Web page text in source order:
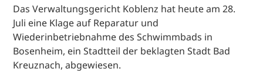
Das Verwaltungsgericht Koblenz hat heute am 28.
Juli eine Klage auf Reparatur und
Wiederinbetriebnahme des Schwimmbads in
Bosenheim, ein Stadtteil der beklagten Stadt Bad
Kreuznach, abgewiesen.